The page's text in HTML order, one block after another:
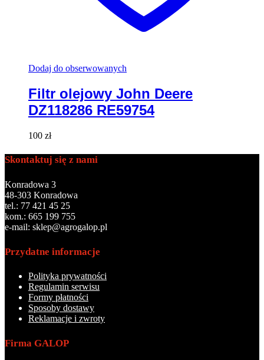
Dodaj do obserwowanych
Filtr olejowy John Deere
DZ118286 RE59754
100 zł
Skontaktuj się z nami
Konradowa 3
48-303 Konradowa
tel.: 77 421 45 25
kom.: 665 199 755
e-mail: sklep@agrogalop.pl
Przydatne informacje
Polityka prywatności
Regulamin serwisu
Formy płatności
Sposoby dostawy
Reklamacje i zwroty
Firma GALOP